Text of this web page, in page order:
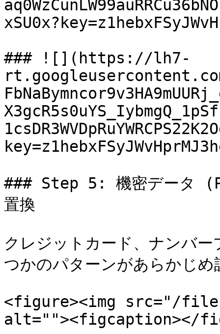
### ![](https://lh7-
### Step 5: 機密データ
置換
クレジットカード、ナンバ
つかのパターンがあらかじ
<figure><img src="/files/
alt=""><figcaption></